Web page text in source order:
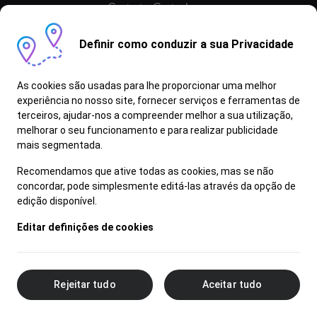
Contactar Centro Lexus
Copyright © Lexus Portugal
Política de Privacidade
Definições de Cookies
Definir como conduzir a sua Privacidade
As cookies são usadas para lhe proporcionar uma melhor
experiência no nosso site, fornecer serviços e ferramentas de
terceiros, ajudar-nos a compreender melhor a sua utilização,
melhorar o seu funcionamento e para realizar publicidade
mais segmentada.
Recomendamos que ative todas as cookies, mas se não
concordar, pode simplesmente editá-las através da opção de
edição disponível.
Editar definições de cookies
Rejeitar tudo Aceitar tudo